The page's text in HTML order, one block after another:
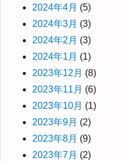
2024年4月 (5)
2024年3月 (3)
2024年2月 (3)
2024年1月 (1)
2023年12月 (8)
2023年11月 (6)
2023年10月 (1)
2023年9月 (2)
2023年8月 (9)
2023年7月 (2)